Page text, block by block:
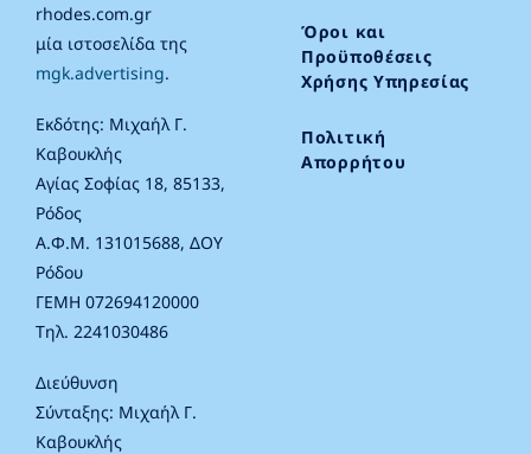
rhodes.com.gr
μία ιστοσελίδα της
mgk.advertising.
Εκδότης: Μιχαήλ Γ.
Καβουκλής
Αγίας Σοφίας 18, 85133,
Ρόδος
Α.Φ.Μ. 131015688, ΔΟΥ
Ρόδου
ΓΕΜΗ 072694120000
Τηλ. 2241030486
Διεύθυνση
Σύνταξης: Μιχαήλ Γ.
Καβουκλής
Όροι και
Προϋποθέσεις
Χρήσης Υπηρεσίας
Πολιτική
Απορρήτου